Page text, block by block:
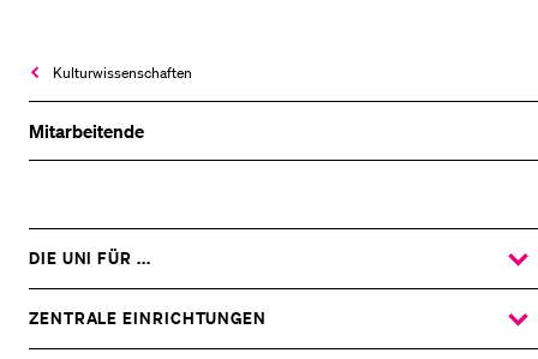
Kultur­wissenschaften
Mitarbeitende
DIE UNI FÜR ...
ZEIGE
DAS
UNTERMENÜ
ZENTRALE EINRICHTUNGEN
ZEIGE
DAS